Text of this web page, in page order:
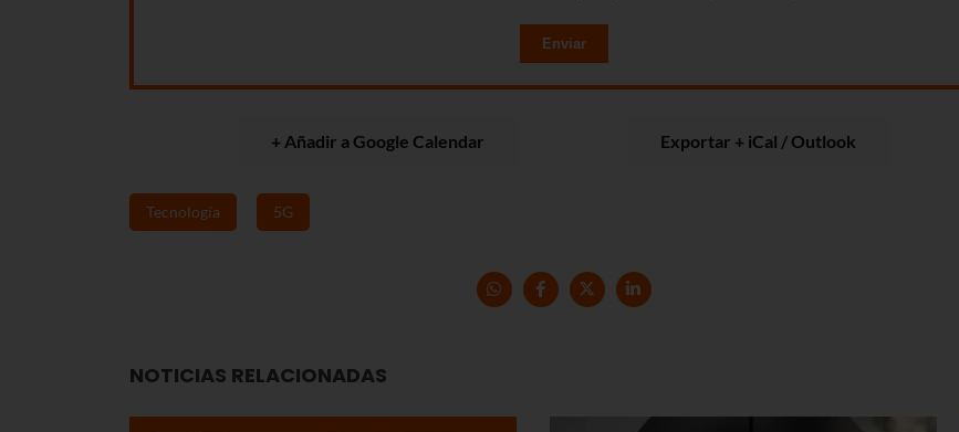
Enviar
+ Añadir a Google Calendar Exportar + iCal / Outlook
Tecnología 5G
NOTICIAS RELACIONADAS